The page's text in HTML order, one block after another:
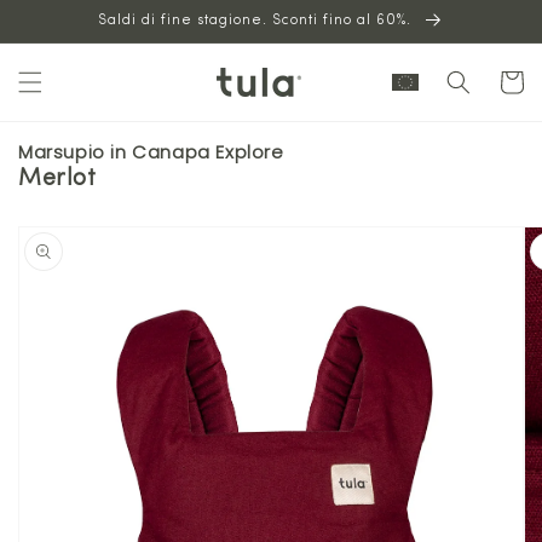
contenuto
Saldi di fine stagione. Sconti fino al 60%.
Carrello
Marsupio in Canapa Explore
Merlot
informazioni